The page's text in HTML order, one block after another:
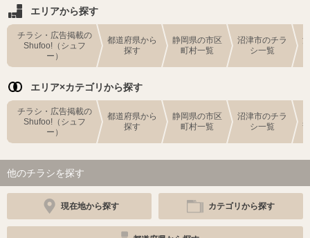
エリアから探す
チラシ・広告掲載の
Shufoo!（シュフ
ー）
都道府県から
探す
静岡県の市区
町村一覧
沼津市のチラ
シ一覧
エリア×カテゴリから探す
チラシ・広告掲載の
Shufoo!（シュフ
ー）
都道府県から
探す
静岡県の市区
町村一覧
沼津市のチラ
シ一覧
他のチラシを探す
現在地から探す カテゴリから探す